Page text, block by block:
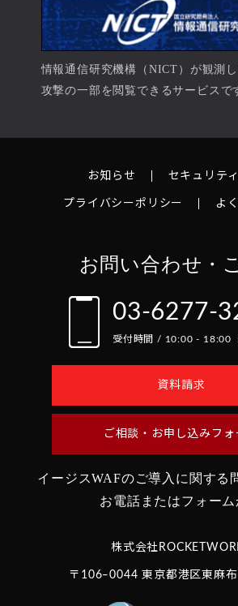
情報通信研究機構（NICT）が観測
攻撃の一部を閲覧できるサービスで
お知らせ セキュリテ
プライバシーポリシー よ
お問い合わせ・
03-6277-
受付時間 / 10:00 - 18:00
資料請求
ご相談・お申し込みフォ
イージスWAFのご導入に関する
お電話またはフォーム
株式会社
〒106‒0044 東京都港区東麻